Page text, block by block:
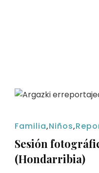
Familia,Niños,
Sesión
(Hondarribia)